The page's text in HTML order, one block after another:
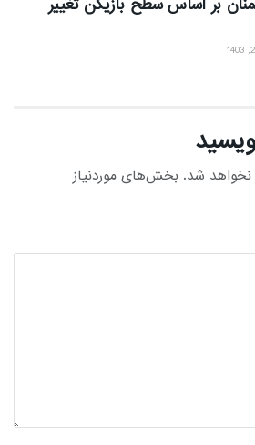
نخواهد شد. بخش‌های موردنیاز